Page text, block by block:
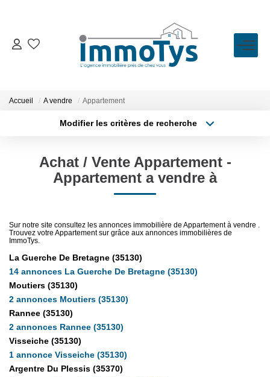
VENTE
LOCATION
BIENS VENDUS
Présentation
L'équipe
Partenaires
Accueil A vendre Appartement
Modifier les critères de recherche
Sélectionnez...
Type de bien
Surface min
Créer une alerte
Achat / Vente Appartement -
Appartement a vendre à
Sur notre site consultez les annonces immobilière de Appartement à vendre .
Trouvez votre Appartement sur grâce aux annonces immobilières de
ImmoTys.
La Guerche De Bretagne (35130)
14 annonces La Guerche De Bretagne (35130)
Moutiers (35130)
2 annonces Moutiers (35130)
Rannee (35130)
2 annonces Rannee (35130)
Visseiche (35130)
1 annonce Visseiche (35130)
Argentre Du Plessis (35370)